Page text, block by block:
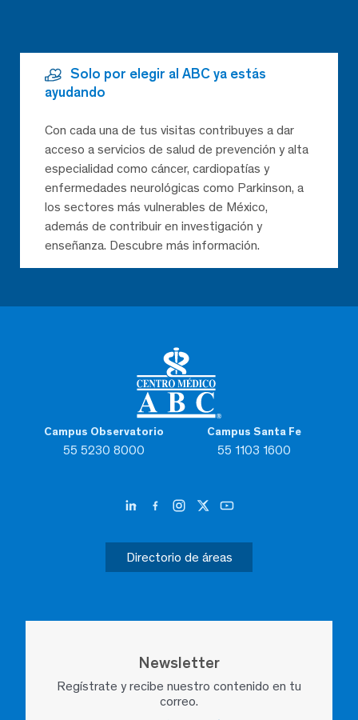
Campus Observatorio
55 5230 8000
Campus Santa Fe
55 1103 1600
Directorio de áreas
Newsletter
Regístrate y recibe nuestro contenido en tu
correo.
Solo por elegir al ABC ya estás
ayudando
Con cada una de tus visitas contribuyes a dar
acceso a servicios de salud de prevención y alta
especialidad como cáncer, cardiopatías y
enfermedades neurológicas como Parkinson, a
los sectores más vulnerables de México,
además de contribuir en investigación y
enseñanza. Descubre más información.